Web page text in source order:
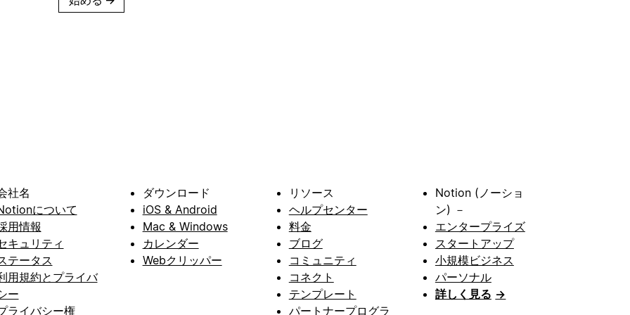
社名
について
用情報
キュリティ
テータス
用規約とプライバ
ー
ライバシー権
ダウンロード
iOS & Android
Mac & Windows
カレンダー
Webクリッパー
リソース
ヘルプセンター
料金
ブログ
コミュニティ
コネクト
テンプレート
パートナープログラ
Notion (ノーショ
ン) －
エンタープライズ
スタートアップ
小規模ビジネス
パーソナル
詳しく見る →